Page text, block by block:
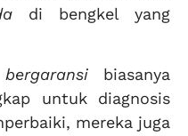
di bengkel yang
biasanya
untuk diagnosis
mereka juga